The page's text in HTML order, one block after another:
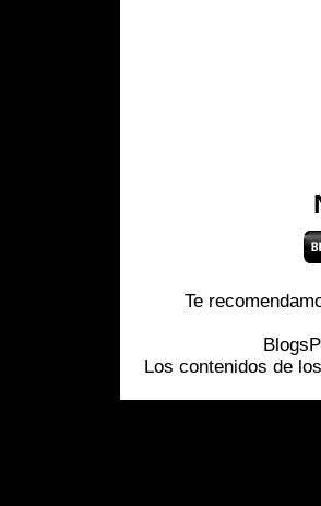
Te
Los contenidos de